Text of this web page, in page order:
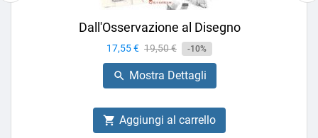
Dall'Osservazione al Disegno
Prezzo
17,55 € Prezzo
base
19,50 € -10%
 Mostra Dettagli
 Aggiungi al carrello